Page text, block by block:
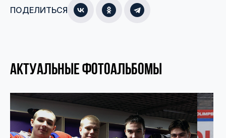
ПОДЕЛИТЬСЯ
АКТУАЛЬНЫЕ ФОТОАЛЬБОМЫ